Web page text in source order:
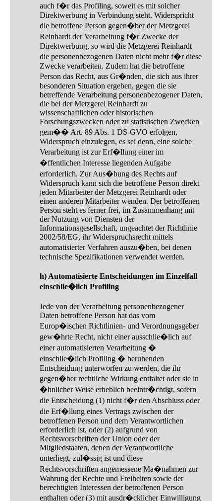
auch f�r das Profiling, soweit es mit solcher
Direktwerbung in Verbindung steht. Widerspricht
die betroffene Person gegen�ber der Metzgerei
Reinhardt der Verarbeitung f�r Zwecke der
Direktwerbung, so wird die Metzgerei Reinhardt
die personenbezogenen Daten nicht mehr f�r diese
Zwecke verarbeiten. Zudem hat die betroffene
Person das Recht, aus Gr�nden, die sich aus ihrer
besonderen Situation ergeben, gegen die sie
betreffende Verarbeitung personenbezogener Daten,
die bei der Metzgerei Reinhardt zu
wissenschaftlichen oder historischen
Forschungszwecken oder zu statistischen Zwecken
gem�� Art. 89 Abs. 1 DS-GVO erfolgen,
Widerspruch einzulegen, es sei denn, eine solche
Verarbeitung ist zur Erf�llung einer im
�ffentlichen Interesse liegenden Aufgabe
erforderlich. Zur Aus�bung des Rechts auf
Widerspruch kann sich die betroffene Person direkt
jeden Mitarbeiter der Metzgerei Reinhardt oder
einen anderen Mitarbeiter wenden. Der betroffenen
Person steht es ferner frei, im Zusammenhang mit
der Nutzung von Diensten der
Informationsgesellschaft, ungeachtet der Richtlinie
2002/58/EG, ihr Widerspruchsrecht mittels
automatisierter Verfahren auszu�ben, bei denen
technische Spezifikationen verwendet werden.
h) Automatisierte Entscheidungen im Einzelfall
einschlie�lich Profiling
Jede von der Verarbeitung personenbezogener
Daten betroffene Person hat das vom
Europ�ischen Richtlinien- und Verordnungsgeber
gew�hrte Recht, nicht einer ausschlie�lich auf
einer automatisierten Verarbeitung �
einschlie�lich Profiling � beruhenden
Entscheidung unterworfen zu werden, die ihr
gegen�ber rechtliche Wirkung entfaltet oder sie in
�hnlicher Weise erheblich beeintr�chtigt, sofern
die Entscheidung (1) nicht f�r den Abschluss oder
die Erf�llung eines Vertrags zwischen der
betroffenen Person und dem Verantwortlichen
erforderlich ist, oder (2) aufgrund von
Rechtsvorschriften der Union oder der
Mitgliedstaaten, denen der Verantwortliche
unterliegt, zul�ssig ist und diese
Rechtsvorschriften angemessene Ma�nahmen zur
Wahrung der Rechte und Freiheiten sowie der
berechtigten Interessen der betroffenen Person
enthalten oder (3) mit ausdr�cklicher Einwilligung